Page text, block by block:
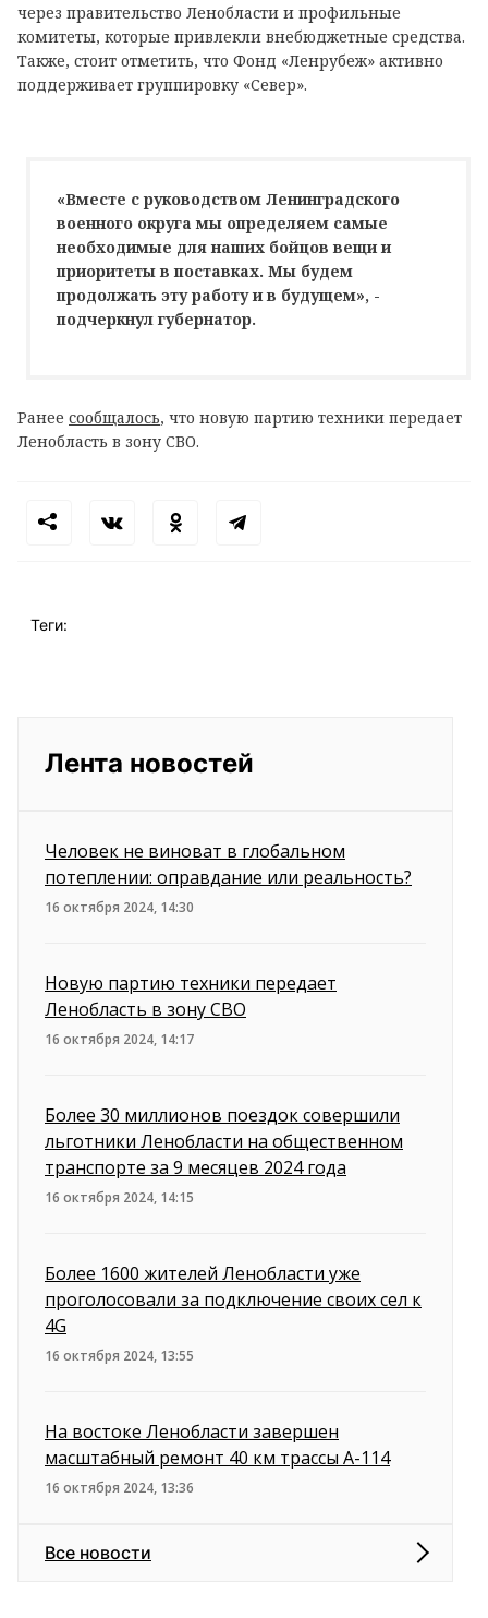
через правительство Ленобласти и профильные
комитеты, которые привлекли внебюджетные средства.
Также, стоит отметить, что Фонд «Ленрубеж» активно
поддерживает группировку «Север».
«Вместе с руководством Ленинградского
военного округа мы определяем самые
необходимые для наших бойцов вещи и
приоритеты в поставках. Мы будем
продолжать эту работу и в будущем», -
подчеркнул губернатор.
Ранее сообщалось, что новую партию техники передает
Ленобласть в зону СВО.
Теги:
Лента новостей
Человек не виноват в глобальном
потеплении: оправдание или реальность?
16 октября 2024, 14:30
Новую партию техники передает
Ленобласть в зону СВО
16 октября 2024, 14:17
Более 30 миллионов поездок совершили
льготники Ленобласти на общественном
транспорте за 9 месяцев 2024 года
16 октября 2024, 14:15
Более 1600 жителей Ленобласти уже
проголосовали за подключение своих сел к
4G
16 октября 2024, 13:55
На востоке Ленобласти завершен
масштабный ремонт 40 км трассы А-114
16 октября 2024, 13:36
Все новости